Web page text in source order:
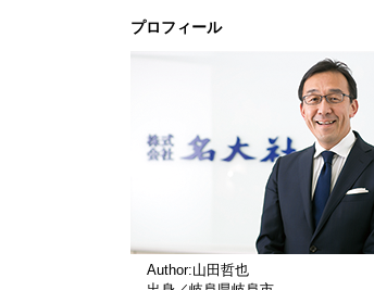
プロフィール
Author:山田哲也